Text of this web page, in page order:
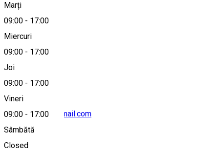
Marți
09:00 - 17:00
Miercuri
09:00 - 17:00
Joi
09:00 - 17:00
Vineri
09:00 - 17:00
Sâmbătă
Closed
Hartă
inpaneveritas@gmail.com